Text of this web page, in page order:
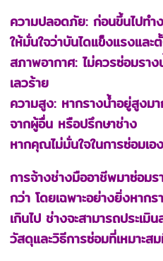
ความปลอดภัย: ก่อนขึ้นไปท
ให้มั่นใจว่าบันไดแข็งแรงและ
สภาพอากาศ: ไม่ควรซ่อมรา
เลวร้าย
ความสูง: หากรางน้ำอยู่สูงม
จากผู้อื่น หรือปรึกษาช่าง
หากคุณไม่มั่นใจในการซ่อมเอง
การจ้างช่างมืออาชีพมาซ่อมร
กว่า โดยเฉพาะอย่างยิ่งหาก
เกินไป ช่างจะสามารถประเมิ
วัสดุและวิธีการซ่อมที่เหมาะส